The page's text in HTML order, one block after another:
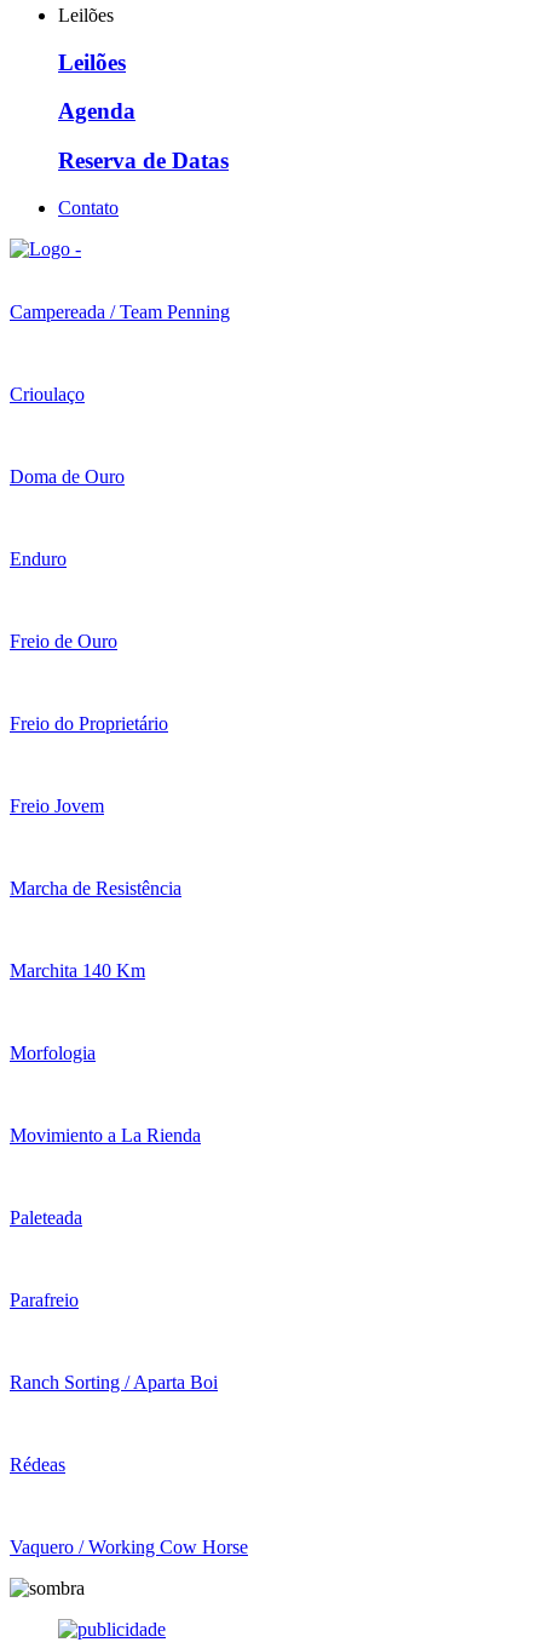
Leilões
Leilões
Agenda
Reserva de Datas
Contato
Campereada / Team Penning
Crioulaço
Doma de Ouro
Enduro
Freio de Ouro
Freio do Proprietário
Freio Jovem
Marcha de Resistência
Marchita 140 Km
Morfologia
Movimiento a La Rienda
Paleteada
Parafreio
Ranch Sorting / Aparta Boi
Rédeas
Vaquero / Working Cow Horse